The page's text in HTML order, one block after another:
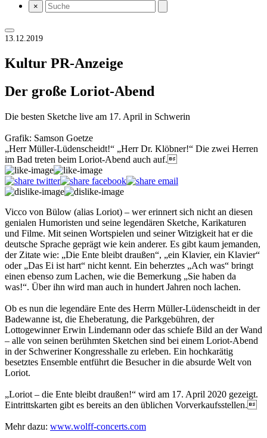
×
13.12.2019
Kultur PR-Anzeige
Der große Loriot-Abend
Die besten Sketche live am 17. April in Schwerin
Grafik: Samson Goetze
„Herr Müller-Lüdenscheidt!“ „Herr Dr. Klöbner!“ Die zwei Herren
im Bad treten beim Loriot-Abend auch auf.
Vicco von Bülow (alias Loriot) – wer erinnert sich nicht an diesen
genialen Humoristen und seine legendären Sketche, Karikaturen
und Filme. Mit seinen Wortspielen und seiner Witzigkeit hat er die
deutsche Sprache geprägt wie kein anderer. Es gibt kaum jemanden,
der Zitate wie: „Die Ente bleibt draußen“, „ein Klavier, ein Klavier“
oder „Das Ei ist hart“ nicht kennt. Ein beherztes „Ach was“ bringt
einen ebenso zum Lachen, wie die Bemerkung „Sie haben da
was!“. Über ihn wird man auch in hundert Jahren noch lachen.
Ob es nun die legendäre Ente des Herrn Müller-Lüdenscheidt in der
Badewanne ist, die Eheberatung, die Parkgebühren, der
Lottogewinner Erwin Lindemann oder das schiefe Bild an der Wand
– alle von seinen berühmten Sketchen sind bei einem Loriot-Abend
in der Schweriner Kongresshalle zu erleben. Ein hochkarätig
besetztes Ensemble entführt die Besucher in die absurde Welt von
Loriot.
„Loriot – die Ente bleibt draußen!“ wird am 17. April 2020 gezeigt.
Eintrittskarten gibt es bereits an den üblichen Vorverkaufsstellen.
Mehr dazu: www.wolff-concerts.com